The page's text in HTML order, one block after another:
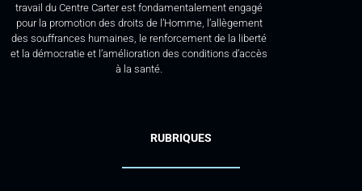
travail du Centre Carter est fondamentalement engagé
pour la promotion des droits de l’Homme, l’allègement
des souffrances humaines, le renforcement de la liberté
et la démocratie et l’amélioration des conditions d’accès
à la santé.
RUBRIQUES